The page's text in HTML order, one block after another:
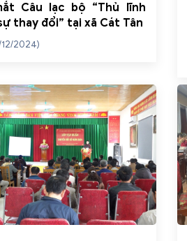
Câu lạc bộ “Thủ lĩnh
thay đổi” tại xã Cát Tân
2024)